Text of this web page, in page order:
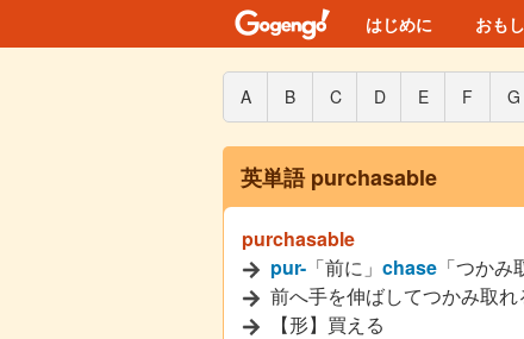
はじめに おも
A B C D E F G
英単語 purchasable
purchasable
pur- 「前に」 chase 「つかみ
前へ手を伸ばしてつかみ取れ
【形】買える